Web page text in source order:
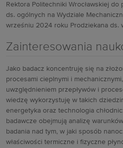
Rektora Politechniki Wrocławskiej do
ds. ogólnych na Wydziale
wrześniu 2024 roku Prodziekana ds.
Zainteresowania
Jako badacz koncentruję się na
procesami cieplnymi i
uwzględnieniem przepływów i
wiedzę wykorzystuję w takich
energetyka oraz technologia
badawcze obejmują analizę
badania nad tym, w jaki sposób
właściwości termiczne i fizyczne